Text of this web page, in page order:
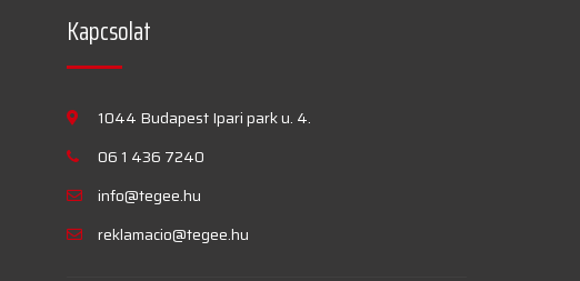
Kapcsolat
1044 Budapest Ipari park u. 4.
06 1 436 7240
info@tegee.hu
reklamacio@tegee.hu